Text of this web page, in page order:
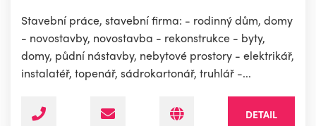
Stavební práce, stavební firma: - rodinný dům, domy
- novostavby, novostavba - rekonstrukce - byty,
domy, půdní nástavby, nebytové prostory - elektrikář,
instalatéř, topenář, sádrokartonář, truhlář -...
DETAIL